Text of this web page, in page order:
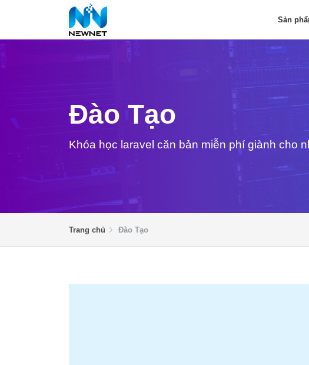
Sản
Đào Tạo
Khóa học laravel căn bản miễn phí giành cho
Trang chủ Đào Tạo